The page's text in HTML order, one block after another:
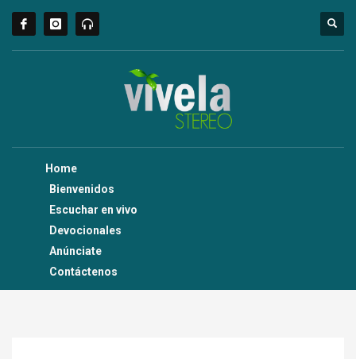
Home
Bienvenidos
Escuchar en vivo
Devocionales
Anúnciate
Contáctenos